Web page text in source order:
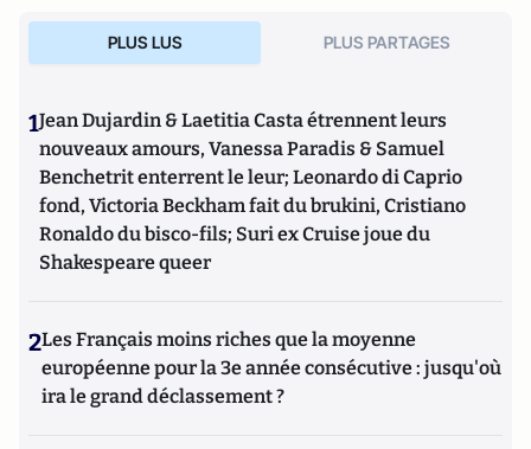
PLUS LUS PLUS PARTAGES
1Jean Dujardin & Laetitia Casta étrennent leurs
nouveaux amours, Vanessa Paradis & Samuel
Benchetrit enterrent le leur; Leonardo di Caprio
fond, Victoria Beckham fait du brukini, Cristiano
Ronaldo du bisco-fils; Suri ex Cruise joue du
Shakespeare queer
2Les Français moins riches que la moyenne
européenne pour la 3e année consécutive : jusqu'où
ira le grand déclassement ?